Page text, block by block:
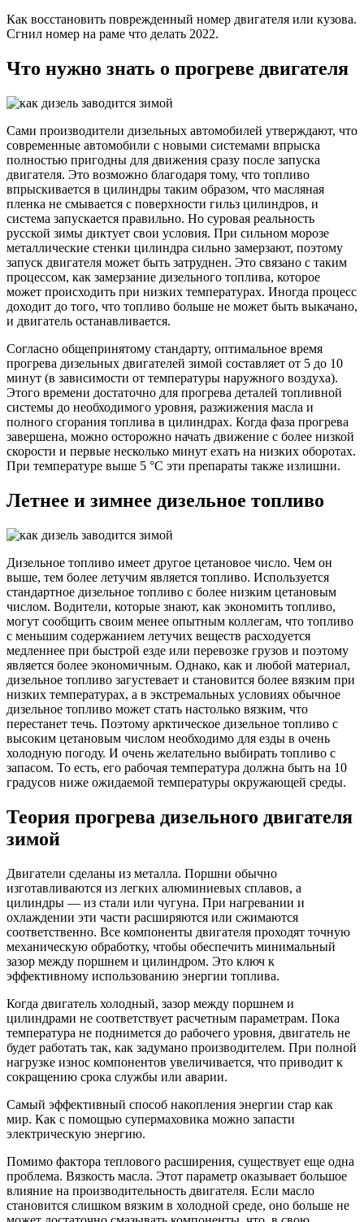
Как восстановить поврежденный номер двигателя или кузова.
Сгнил номер на раме что делать 2022.
Что нужно знать о прогреве двигателя
Сами производители дизельных автомобилей утверждают, что
современные автомобили с новыми системами впрыска
полностью пригодны для движения сразу после запуска
двигателя. Это возможно благодаря тому, что топливо
впрыскивается в цилиндры таким образом, что масляная
пленка не смывается с поверхности гильз цилиндров, и
система запускается правильно. Но суровая реальность
русской зимы диктует свои условия. При сильном морозе
металлические стенки цилиндра сильно замерзают, поэтому
запуск двигателя может быть затруднен. Это связано с таким
процессом, как замерзание дизельного топлива, которое
может происходить при низких температурах. Иногда процесс
доходит до того, что топливо больше не может быть выкачано,
и двигатель останавливается.
Согласно общепринятому стандарту, оптимальное время
прогрева дизельных двигателей зимой составляет от 5 до 10
минут (в зависимости от температуры наружного воздуха).
Этого времени достаточно для прогрева деталей топливной
системы до необходимого уровня, разжижения масла и
полного сгорания топлива в цилиндрах. Когда фаза прогрева
завершена, можно осторожно начать движение с более низкой
скорости и первые несколько минут ехать на низких оборотах.
При температуре выше 5 °C эти препараты также излишни.
Летнее и зимнее дизельное топливо
Дизельное топливо имеет другое цетановое число. Чем он
выше, тем более летучим является топливо. Используется
стандартное дизельное топливо с более низким цетановым
числом. Водители, которые знают, как экономить топливо,
могут сообщить своим менее опытным коллегам, что топливо
с меньшим содержанием летучих веществ расходуется
медленнее при быстрой езде или перевозке грузов и поэтому
является более экономичным. Однако, как и любой материал,
дизельное топливо загустевает и становится более вязким при
низких температурах, а в экстремальных условиях обычное
дизельное топливо может стать настолько вязким, что
перестанет течь. Поэтому арктическое дизельное топливо с
высоким цетановым числом необходимо для езды в очень
холодную погоду. И очень желательно выбирать топливо с
запасом. То есть, его рабочая температура должна быть на 10
градусов ниже ожидаемой температуры окружающей среды.
Теория прогрева дизельного двигателя
зимой
Двигатели сделаны из металла. Поршни обычно
изготавливаются из легких алюминиевых сплавов, а
цилиндры — из стали или чугуна. При нагревании и
охлаждении эти части расширяются или сжимаются
соответственно. Все компоненты двигателя проходят точную
механическую обработку, чтобы обеспечить минимальный
зазор между поршнем и цилиндром. Это ключ к
эффективному использованию энергии топлива.
Когда двигатель холодный, зазор между поршнем и
цилиндрами не соответствует расчетным параметрам. Пока
температура не поднимется до рабочего уровня, двигатель не
будет работать так, как задумано производителем. При полной
нагрузке износ компонентов увеличивается, что приводит к
сокращению срока службы или аварии.
Самый эффективный способ накопления энергии стар как
мир. Как с помощью супермаховика можно запасти
электрическую энергию.
Помимо фактора теплового расширения, существует еще одна
проблема. Вязкость масла. Этот параметр оказывает большое
влияние на производительность двигателя. Если масло
становится слишком вязким в холодной среде, оно больше не